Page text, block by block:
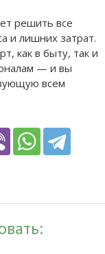
решить все
и лишних затрат.
как в быту, так и
— и вы
всем